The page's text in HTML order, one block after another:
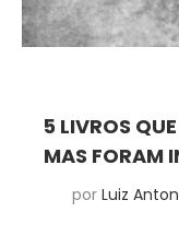
5 LIVROS
MAS FORAM
por Luiz